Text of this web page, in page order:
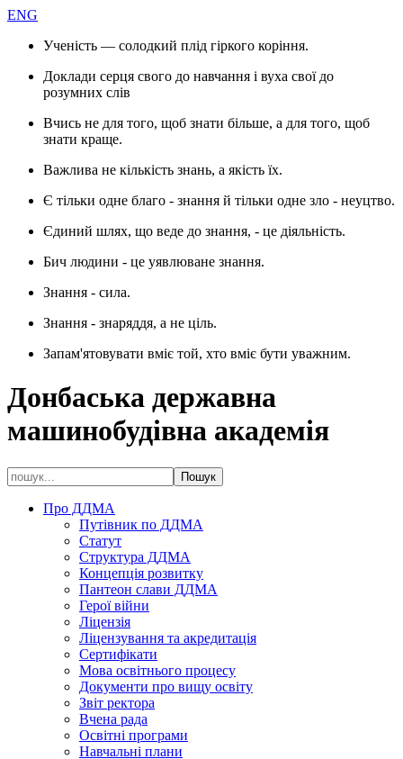
ENG
Ученість — солодкий плід гіркого коріння.
Доклади серця свого до навчання і вуха свої до
розумних слів
Вчись не для того, щоб знати більше, а для того, щоб
знати краще.
Важлива не кількість знань, а якість їх.
Є тільки одне благо - знання й тільки одне зло - неуцтво.
Єдиний шлях, що веде до знання, - це діяльність.
Бич людини - це уявлюване знання.
Знання - сила.
Знання - знаряддя, а не ціль.
Запам'ятовувати вміє той, хто вміє бути уважним.
Донбаська державна
машинобудівна академія
Про ДДМА
Путівник по ДДМА
Статут
Структура ДДМА
Концепція розвитку
Пантеон слави ДДМА
Герої війни
Ліцензія
Ліцензування та акредитація
Сертифікати
Мова освітнього процесу
Документи про вищу освіту
Звіт ректора
Вчена рада
Освітні програми
Навчальні плани